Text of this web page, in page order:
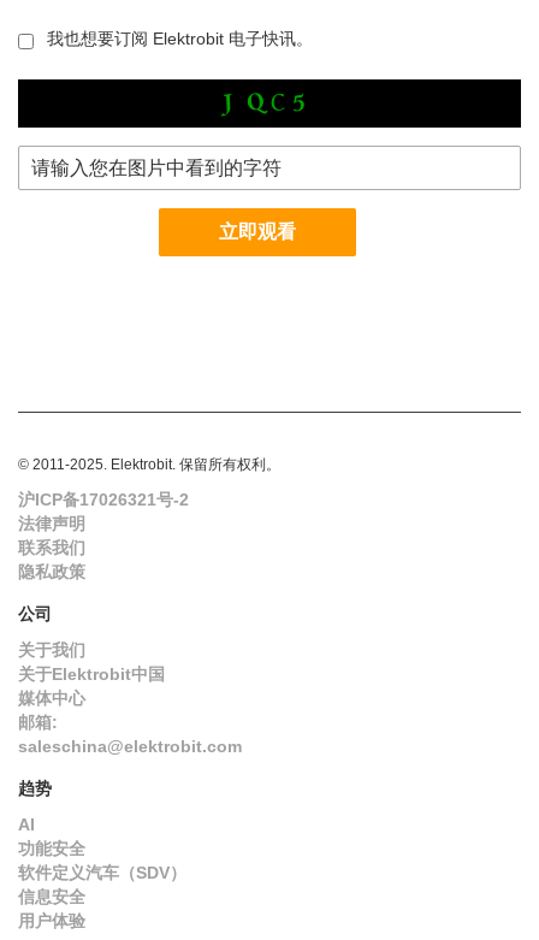
我也想要订阅 Elektrobit 电子快讯。
© 2011-2025. Elektrobit. 保留所有权利。
沪ICP备17026321号-2
法律声明
联系我们
隐私政策
公司
关于我们
关于Elektrobit中国
媒体中心
邮箱:
saleschina@elektrobit.com
趋势
AI
功能安全
软件定义汽车（SDV）
信息安全
用户体验